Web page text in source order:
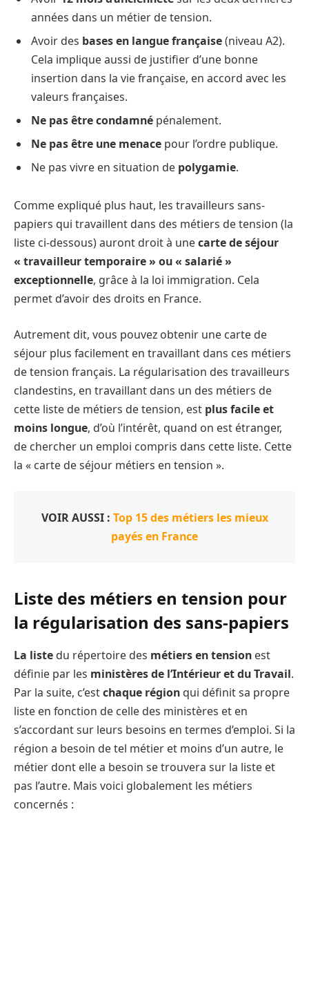
années dans un métier de tension.
Avoir des bases en langue française(niveau A2).
Cela implique aussi de justifier d’une bonne
insertion dans la vie française, en accord avec les
valeurs françaises.
Ne pas être condamné pénalement.
Ne pas être une menace pour l’ordre publique.
Ne pas vivre en situation de polygamie.
Comme expliqué plus haut, les travailleurs sans-
papiers qui travaillent dans des métiers de tension (la
liste ci-dessous) auront droit à unecarte de séjour
« travailleur temporaire » ou « salarié »
exceptionnelle, grâce à la loi immigration. Cela
permet d’avoir des droits en France.
Autrement dit, vous pouvez obtenir une carte de
séjour plus facilement en travaillant dans ces métiers
de tension français. La régularisation des travailleurs
clandestins, en travaillant dans un des métiers de
cette liste de métiers de tension, est plus facile et
moins longue, d’où l’intérêt, quand on est étranger,
de chercher un emploi compris dans cette liste. Cette
la « carte de séjour métiers en tension ».
VOIR AUSSI : Top 15 des métiers les mieux
payés en France
Liste des métiers en tension pour
la régularisation des sans-papiers
La liste du répertoire des métiers en tension est
définie par les ministères de l’Intérieur et du Travail.
Par la suite, c’estchaque région qui définit sa propre
liste en fonction de celle des ministères et en
s’accordant sur leurs besoins en termes d’emploi. Si la
région a besoin de tel métier et moins d’un autre, le
métier dont elle a besoin se trouvera sur la liste et
pas l’autre. Mais voici globalement les métiers
concernés :